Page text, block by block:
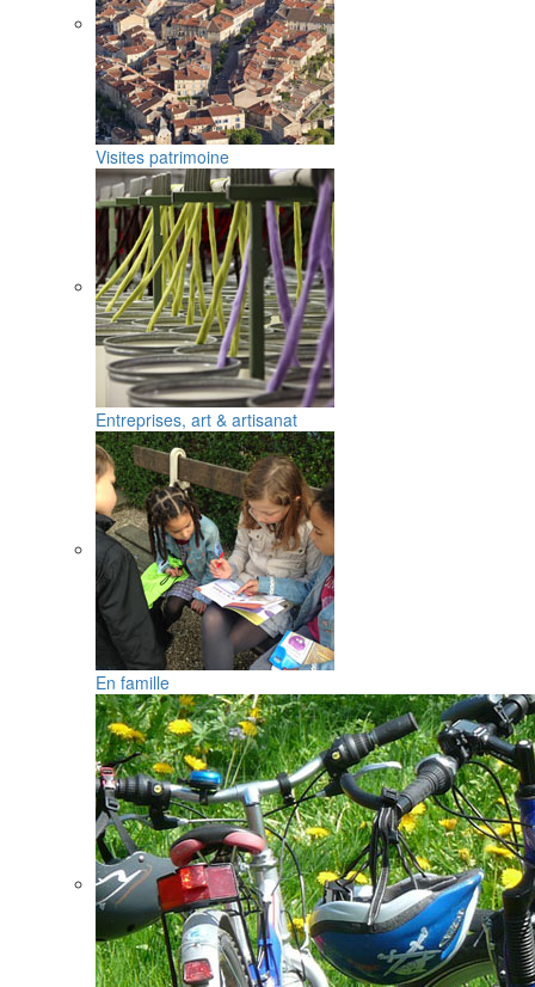
Visites patrimoine
Entreprises, art & artisanat
En famille